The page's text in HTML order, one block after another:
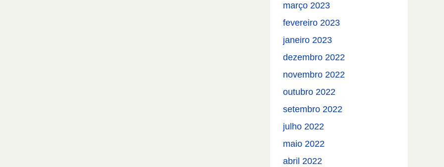
março 2023
fevereiro 2023
janeiro 2023
dezembro 2022
novembro 2022
outubro 2022
setembro 2022
julho 2022
maio 2022
abril 2022